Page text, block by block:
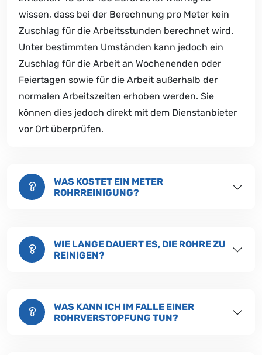
wissen, dass bei der Berechnung pro Meter kein
Zuschlag für die Arbeitsstunden berechnet wird.
Unter bestimmten Umständen kann jedoch ein
Zuschlag für die Arbeit an Wochenenden oder
Feiertagen sowie für die Arbeit außerhalb der
normalen Arbeitszeiten erhoben werden. Sie
können dies jedoch direkt mit dem Dienstanbieter
vor Ort überprüfen.
WAS KOSTET EIN METER
ROHRREINIGUNG?
WIE LANGE DAUERT ES, DIE ROHRE ZU
REINIGEN?
WAS KANN ICH IM FALLE EINER
ROHRVERSTOPFUNG TUN?